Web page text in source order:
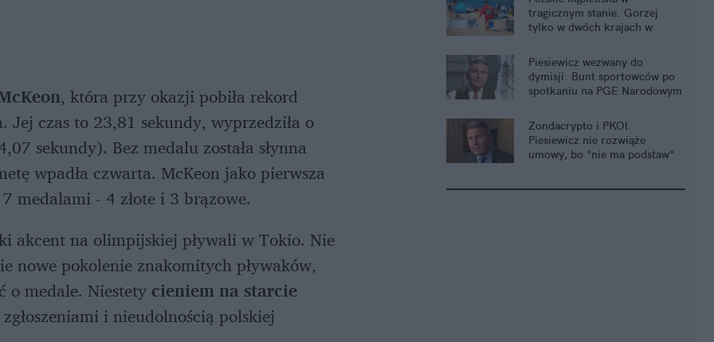
, która przy okazji pobiła rekord
czas to 23,81 sekundy, wyprzedziła o
sekundy). Bez medalu została słynna
wpadła czwarta. McKeon jako pierwsza
medalami - 4 złote i 3 brązowe.
akcent na olimpijskiej pływali w Tokio. Nie
nowe pokolenie znakomitych pływaków,
o medale. Niestety cieniem na starcie
i nieudolnością polskiej
tragicznym stanie. Gorzej
tylko w dwóch krajach w
Piesiewicz wezwany do
dymisji. Bunt sportowców po
spotkaniu na PGE Narodowym
Zondacrypto i PKOl.
Piesiewicz nie rozwiąże
umowy, bo "nie ma podstaw"